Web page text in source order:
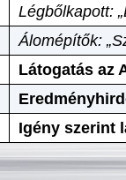
Légbőlkapott:
Álomépítők:
Látogatás az
Igény szerint